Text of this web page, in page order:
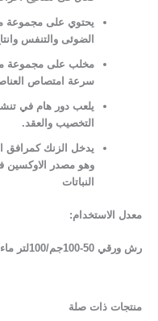
يحتوي على مجموعة من
الضوئى والتنفس
مخلب على مجموعة
سرعة امتصاص
يلعب دور هام في
التخصيب والعقد.
يدخل الزنك كمرافق
وهو مصدر الاوكسين
النباتات
معدل الاستخدام:
رش ورقي 50-100جم/100لتر ماء.
منتجات ذات صلة